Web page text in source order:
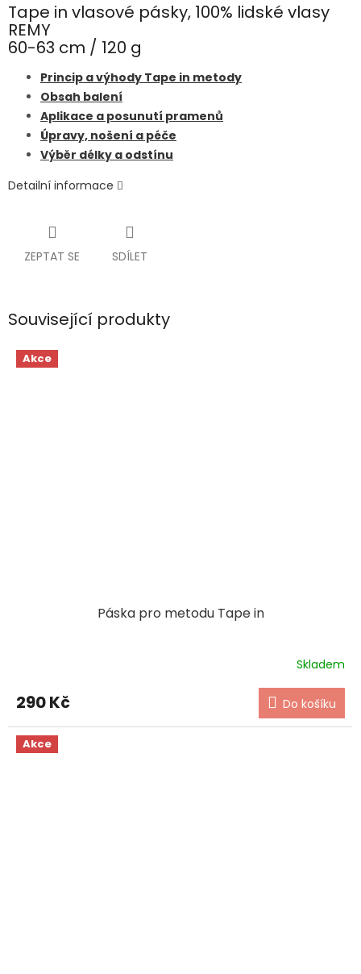
Tape in vlasové pásky, 100% lidské vlasy
REMY
60-63 cm / 120 g
Princip a výhody Tape in metody
Obsah balení
Aplikace a posunutí pramenů
Úpravy, nošení a péče
Výběr délky a odstínu
Detailní informace
ZEPTAT SE SDÍLET
Související produkty
Akce
Páska pro metodu Tape in
Skladem
290 Kč Do košíku
Akce